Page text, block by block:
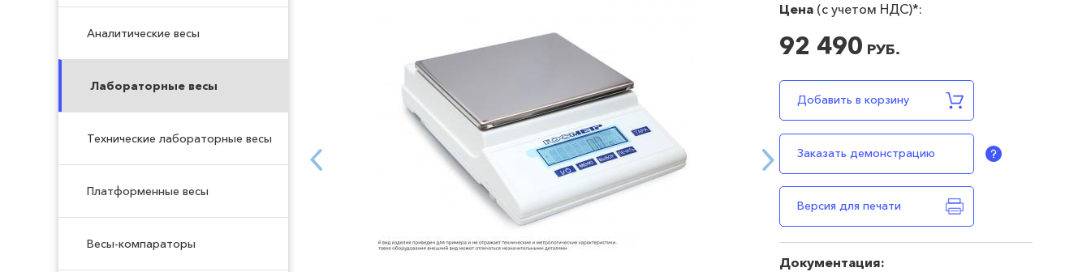
Аналитические весы
Лабораторные весы
Технические лабораторные весы
Платформенные весы
Весы-компараторы
Цена (c учетом НДС)*:
92 490 РУБ.
92490
RUB
Добавить в корзину
Заказать демонстрацию
Версия для печати
Документация: